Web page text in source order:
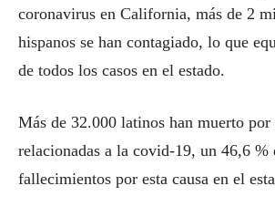
coronavirus en California, más de 2
hispanos se han contagiado, lo que
de todos los casos en el estado.
Más de 32.000 latinos han muerto por
relacionadas a la covid-19, un 46,6 %
fallecimientos por esta causa en el